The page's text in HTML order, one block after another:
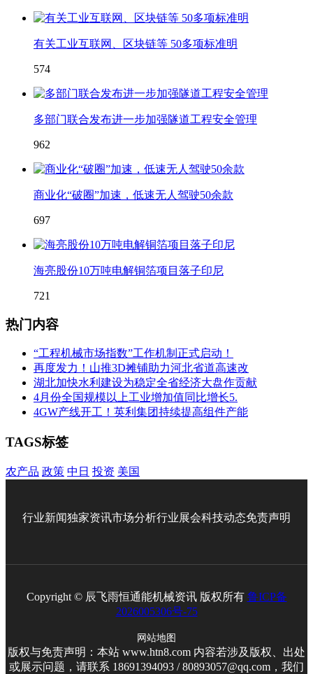
有关工业互联网、区块链等 50多项标准明
574
多部门联合发布进一步加强隧道工程安全管理
962
商业化“破圈”加速，低速无人驾驶50余款
697
海亮股份10万吨电解铜箔项目落子印尼
721
热门内容
“工程机械市场指数”工作机制正式启动！
再度发力！山推3D摊铺助力河北省道高速改
湖北加快水利建设为稳定全省经济大盘作贡献
4月份全国规模以上工业增加值同比增长5.
4GW产线开工！英利集团持续提高组件产能
TAGS标签
农产品 政策 中日 投资 美国
行业新闻独家资讯市场分析行业展会科技动态免责声明
Copyright © 辰飞雨恒通能机械资讯 版权所有 鲁ICP备
2026005306号-75
网站地图
版权与免责声明：本站 www.htn8.com 内容若涉及版权、出处
或展示问题，请联系 18691394093 / 80893057@qq.com，我们